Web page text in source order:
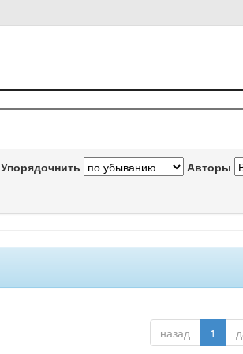
Упорядочнить Авторы
назад 1